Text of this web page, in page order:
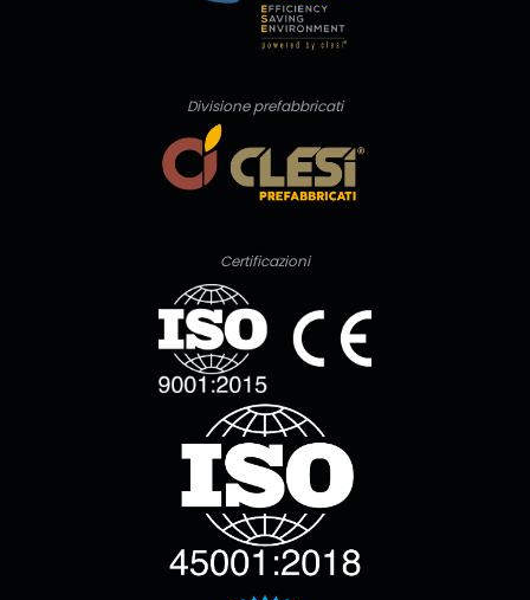
Divisione prefabbricati
Certificazioni